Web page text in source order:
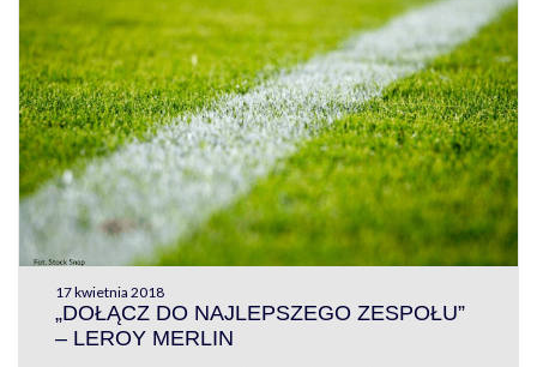
17 kwietnia 2018
„DOŁĄCZ DO NAJLEPSZEGO ZESPOŁU”
– LEROY MERLIN